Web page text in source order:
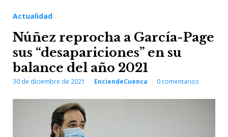
Actualidad
Núñez reprocha a García-Page
sus “desapariciones” en su
balance del año 2021
30 de diciembre de 2021 EnciendeCuenca 0comentarios